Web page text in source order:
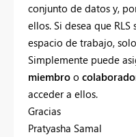
conjunto de datos y,
ellos. Si desea que
espacio de trabajo,
Simplemente puede
miembro o
acceder a ellos.
Gracias
Pratyasha Samal